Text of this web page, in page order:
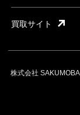
買取サイト
株式会社